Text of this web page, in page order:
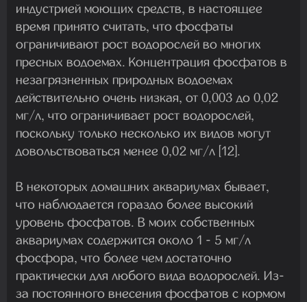
индустрией моющих средств, в настоящее
время принято считать, что фосфаты
ограничивают рост водорослей во многих
пресных водоемах. Концентрация фосфатов в
незагрязненных природных водоемах
действительно очень низкая, от 0,003 до 0,02
мг/л, что ограничивает рост водорослей,
поскольку только несколько их видов могут
довольствоваться менее 0,02 мг/л [12].
В некоторых домашних аквариумах бывает,
что наблюдается гораздо более высокий
уровень фосфатов. В моих собственных
аквариумах содержится около 1 - 5 мг/л
фосфора, что более чем достаточно
практически для любого вида водорослей. Из-
за постоянного внесения фосфатов с кормом